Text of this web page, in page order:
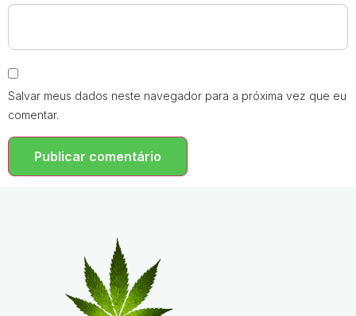
Salvar meus dados neste navegador para a próxima vez que eu
comentar.